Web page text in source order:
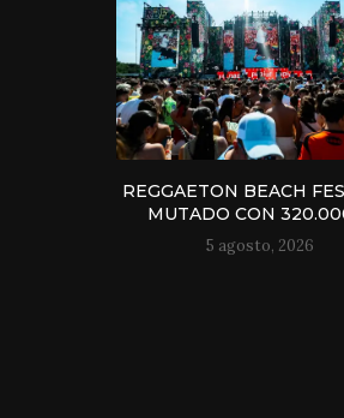
REGGAETON BEACH
MUTADO CON
5 agosto, 2026